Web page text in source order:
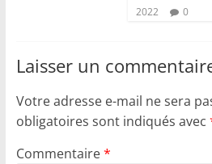
2022
0
Laisser un
Votre adresse e-mail ne sera
obligatoires sont indiqués avec
Commentaire*